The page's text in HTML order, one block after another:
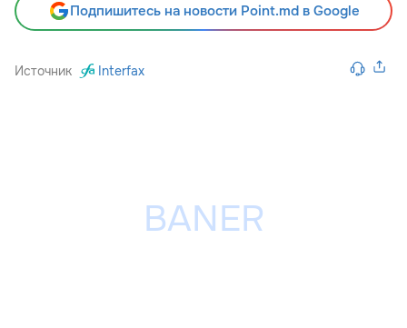
Подпишитесь на новости Point.md в Google
Источник Interfax